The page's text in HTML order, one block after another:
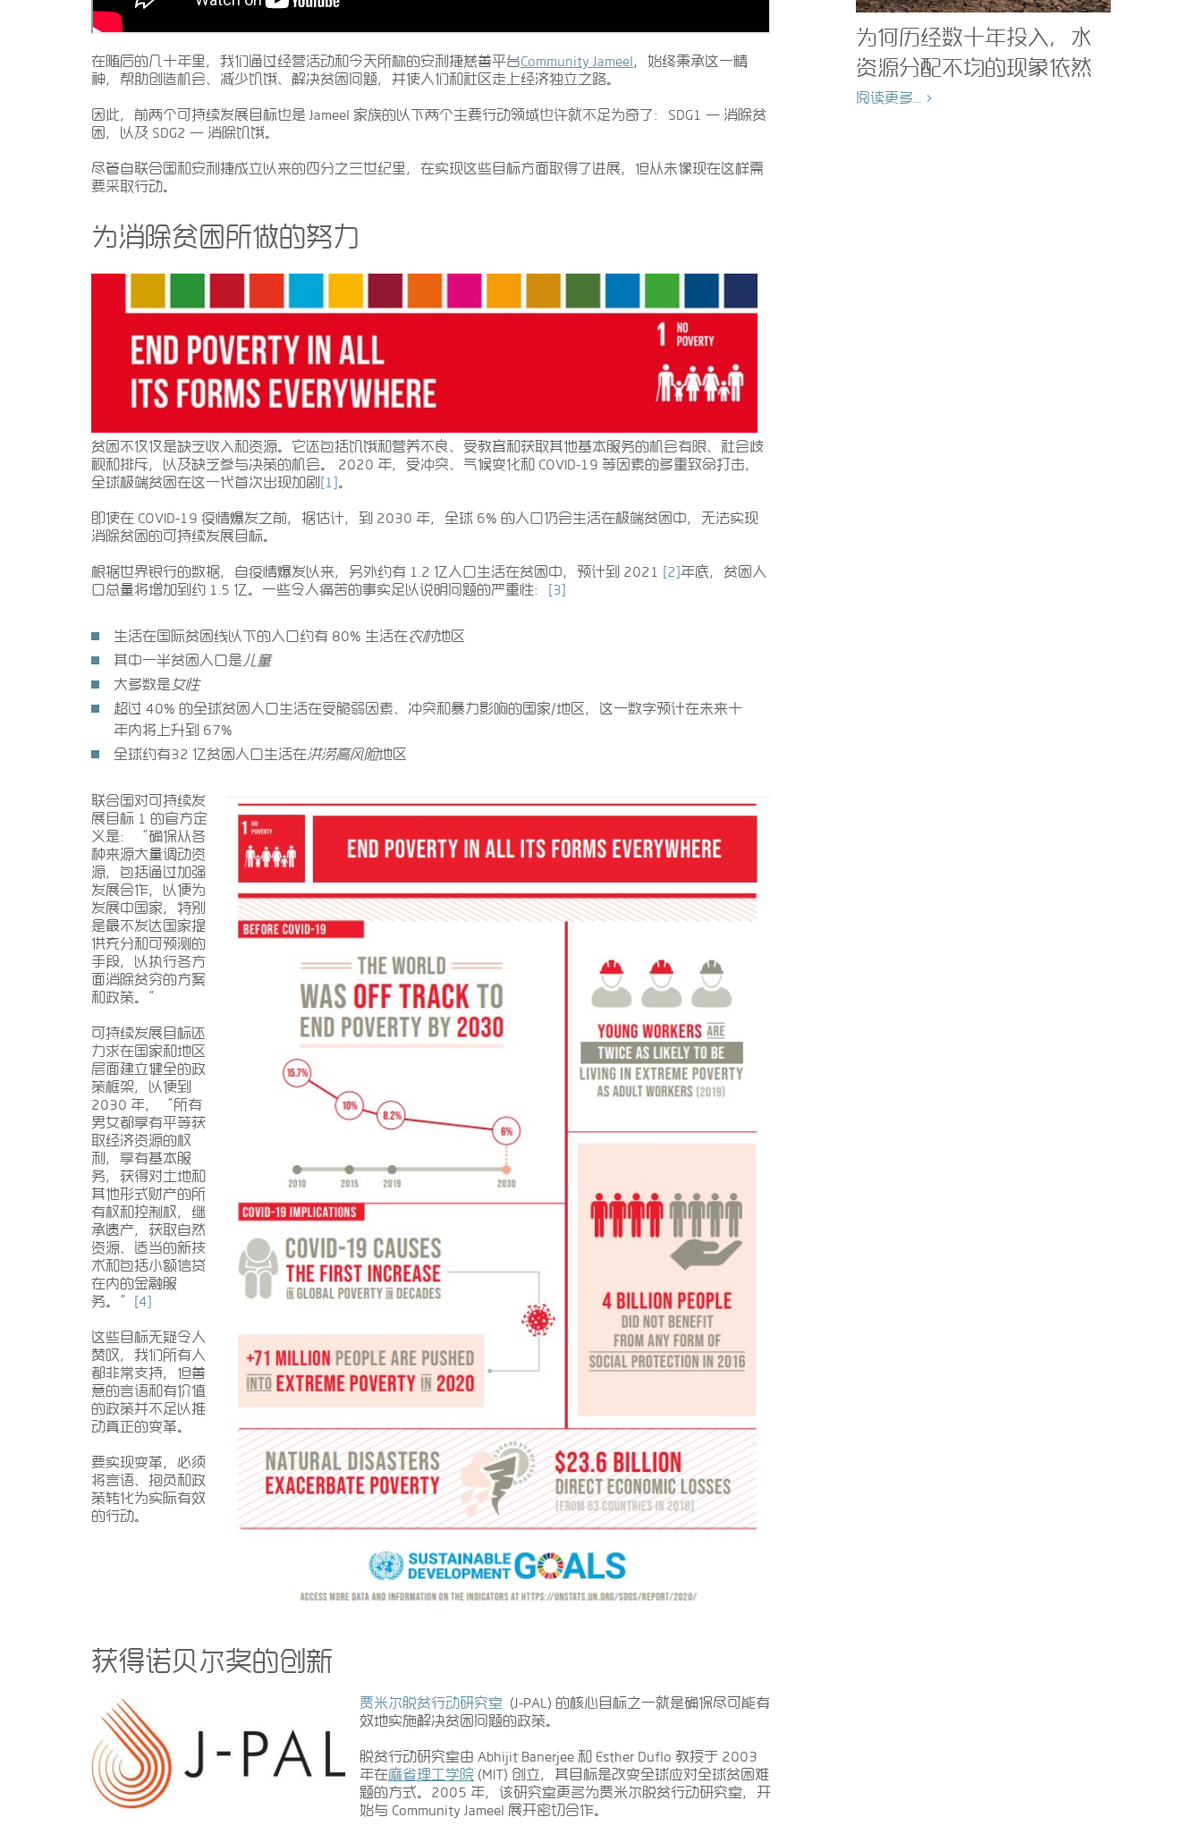
在随后的几十年里，我们通过经营活动和今天所称的安利捷慈善平台Community Jameel，始终秉承这一精
神，帮助创造机会、减少饥饿、解决贫困问题，并使人们和社区走上经济独立之路。
因此，前两个可持续发展目标也是 Jameel 家族的以下两个主要行动领域也许就不足为奇了：SDG1 — 消除贫
困，以及 SDG2 — 消除饥饿。
尽管自联合国和安利捷成立以来的四分之三世纪里，在实现这些目标方面取得了进展，但从未像现在这样需
要采取行动。
为消除贫困所做的努力
贫困不仅仅是缺乏收入和资源。它还包括饥饿和营养不良、受教育和获取其他基本服务的机会有限、社会歧
视和排斥，以及缺乏参与决策的机会。 2020 年，受冲突、气候变化和 COVID-19 等因素的多重致命打击，
全球极端贫困在这一代首次出现加剧 [1]。
即使在 COVID-19 疫情爆发之前，据估计，到 2030 年，全球 6% 的人口仍会生活在极端贫困中，无法实现
消除贫困的可持续发展目标。
根据世界银行的数据，自疫情爆发以来，另外约有 1.2 亿人口生活在贫困中，预计到 2021 [2]年底，贫困人
口总量将增加到约 1.5 亿。一些令人痛苦的事实足以说明问题的严重性：
[3]
生活在国际贫困线以下的人口约有 80% 生活在农村地区
其中一半贫困人口是 儿童
大多数是 女性
超过 40% 的全球贫困人口生活在受脆弱因素、冲突和暴力影响的国家/地区，这一数字预计在未来十
年内将上升到 67%
全球约有32 亿贫困人口生活在洪涝高风险地区
联合国对可持续发
展目标 1 的官方定
义是：“确保从各
种来源大量调动资
源，包括通过加强
发展合作，以便为
发展中国家，特别
是最不发达国家提
供充分和可预测的
手段，以执行各方
面消除贫穷的方案
和政策。”
可持续发展目标还
力求在国家和地区
层面建立健全的政
策框架，以便到
2030 年，“所有
男女都享有平等获
取经济资源​的权
利，享有基本服
务，获得对土地和
其他形式财产的所
有权和控制权，继
承遗产​，获取自然
资源、适当的新技
术和包括小额信贷
在内的金融服
务。”
[4]
这些目标无疑令人
赞叹，我们所有人
都非常支持，但善
意的言语和有价值
的政策并不足以推
动真正的变革。
要实现变革，必须
将言语、抱负和政
策转化为实际有效
的行动。
获得诺贝尔奖的创新
贾米尔脱贫行动研究室 (J-PAL) 的核心目标之一就是确保尽可能有
效地实施解决贫困问题的政策。
脱贫行动研究室由 Abhijit Banerjee 和 Esther Duflo 教授于 2003
年在麻省理工学院 (MIT) 创立，其目标是改变全球应对全球贫困难
题的方式。2005 年，该研究室更名为贾米尔脱贫行动研究室，开
始与 Community Jameel 展开密切合作。
为何历经数十年投入，水
资源分配不均的现象依然
存在？
阅读更多... >